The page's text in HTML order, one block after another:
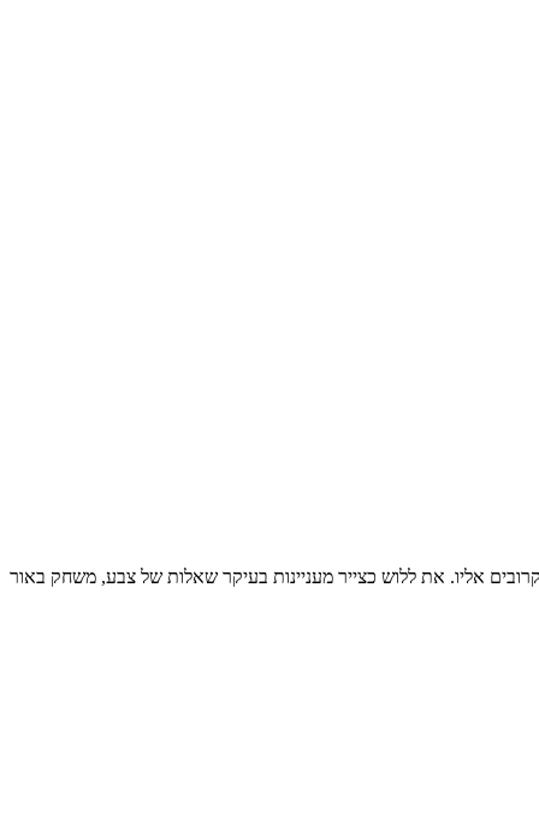
אליו. את ללוש כצייר מעניינות בעיקר שאלות של צבע, משחק באור